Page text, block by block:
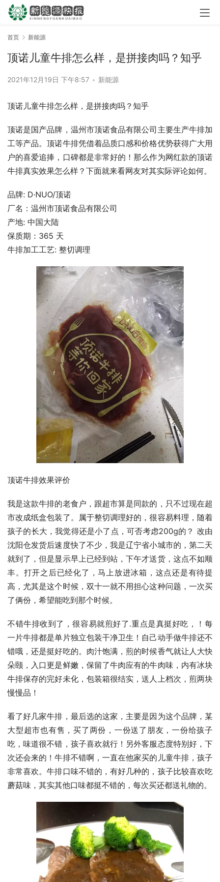
首页 新能源
顶诺儿童牛排怎么样，是拼接肉吗？知乎
2021年12月19日 下午8:57 • 新能源
顶诺儿童牛排怎么样，是拼接肉吗？知乎
顶诺是国产品牌，温州市顶诺食品有限公司主要生产牛排加
工等产品。顶诺牛排凭借着品质口感和价格优势获得广大用
户的喜爱追捧，口碑都是非常好的！那么作为网红款的顶诺
牛排真实效果怎么样？下面就来看网友对其实际评论如何。
品牌: D·NUO/顶诺
厂名：温州市顶诺食品有限公司
产地: 中国大陆
保质期：365 天
牛排加工工艺: 整切调理
顶诺牛排效果评价
我是这款牛排的老食户，跟超市算是同款的，只不过现在超
市改成纸盒包装了。属于整切调理好的，很容易料理，随着
孩子的长大，我觉得还是小了点，可否考虑200g的？ 改由
沈阳仓发货后速度快了不少，我是辽宁省小城市的，第二天
就到了，但是显示早上已经到站，下午才送货，这点不如顺
丰。打开之后已经化了，马上放进冰箱，这点还是有待提
高，尤其是这个时候，双十一就不用担心这种问题，一次买
了俩份，希望能吃到那个时候。
不错牛排收到了，很容易就煎好了.重点是真挺好吃，！每
一片牛排都是单片独立包装干净卫生！自己动手做牛排还不
错哦，还是挺好吃的。肉汁饱满，煎的时候香气就让人大快
朵颐，入口更是鲜嫩，保留了牛肉应有的牛肉味，内有冰块
牛排保存的完好未化，包装箱很结实，送人上档次，煎两块
慢慢品！
看了好几家牛排，最后选的这家，主要是因为这个品牌，某
大型超市也有售，买了两份，一份送了朋友，一份给孩子
吃，味道很不错，孩子喜欢就行！另外客服态度特别好，下
次还会来的！牛排不错啊，一直在他家买的儿童牛排，孩子
非常喜欢。牛排口味不错的，有好几种的，孩子比较喜欢吃
蘑菇味，其实其他口味都挺不错的，每次买还都送礼物的。